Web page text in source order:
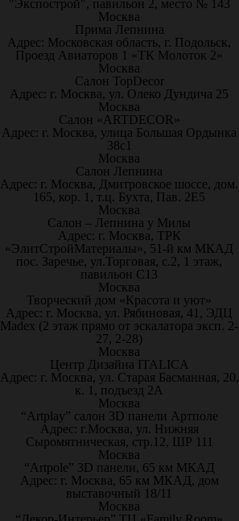
"Экспострой", павильон 2, место № 143
Москва
Прима Лепнина
Адрес: Московская область, г. Подольск,
Проезд Авиаторов 1 «ТК Молоток 2»
Москва
Салон TopDecor
Адрес: г. Москва, ул. Олеко Дундича 25
Москва
Салон «ARTDECOR»
Адрес: г. Москва, улица Большая Ордынка
38с1
Москва
Салон Лепнина
Адрес: г. Москва, Дмитровское шоссе, дом.
165, кор. 1, т.ц. Бухта, Пав. 2Е5
Москва
Салон – Лепнина у Милы
Адрес: г. Москва, ТРК
«ЭлитСтройМатериалы», 51-й км МКАД
пос. Заречье, ул.Торговая, с.2, 1 этаж,
павильон С13
Москва
Творческий дом «Красота и уют»
Адрес: г. Москва, ул. Рябиновая, 41, ЭДЦ
Madex (2 этаж прямо от эскалатора эксп. 2-
27, 2-28)
Москва
Центр Дизайна ITALICA
Адрес: г. Москва, ул. Старая Басманная, 20,
к. 1, подъезд 2А
Москва
“Artplay” салон 3D панели Артполе
Адрес: г.Москва, ул. Нижняя
Сыромятническая, стр.12, ШР 111
Москва
“Artpole” 3D панели, 65 км МКАД
Адрес: г. Москва, 65 км МКАД, дом
выставочный 18/11
Москва